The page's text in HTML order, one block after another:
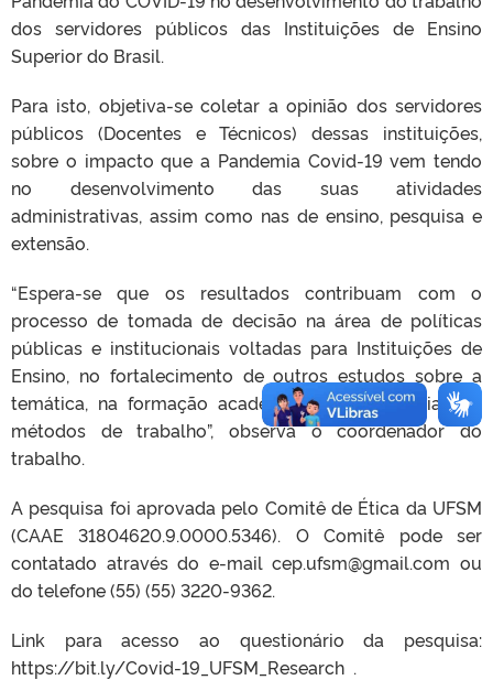
dos servidores públicos das Instituições de Ensino
Superior do Brasil.
Para isto, objetiva-se coletar a opinião dos servidores
públicos (Docentes e Técnicos) dessas instituições,
sobre o impacto que a Pandemia Covid-19 vem tendo
no desenvolvimento das suas atividades
administrativas, assim como nas de ensino, pesquisa e
extensão.
“Espera-se que os resultados contribuam com o
processo de tomada de decisão na área de políticas
públicas e institucionais voltadas para Instituições de
Ensino, no fortalecimento de outros estudos sobre a
temática, na formação acadêmica e na melhoria dos
métodos de trabalho”, observa o coordenador do
trabalho.
A pesquisa foi aprovada pelo Comitê de Ética da UFSM
(CAAE 31804620.9.0000.5346). O Comitê pode ser
contatado através do e-mail cep.ufsm@gmail.com ou
do telefone (55) (55) 3220-9362.
Link para acesso ao questionário da pesquisa:
https://bit.ly/Covid-19_UFSM_Research .